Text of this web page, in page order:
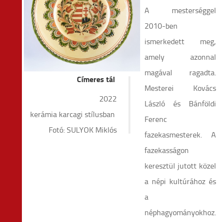
Címeres tál
2022
kerámia karcagi stílusban
Fotó: SULYOK Miklós
A mesterséggel
2010-ben
ismerkedett meg,
amely azonnal
magával ragadta.
Mesterei Kovács
László és Bánföldi
Ferenc
fazekasmesterek. A
fazekasságon
keresztül jutott közel
a népi kultúrához és
a
néphagyományokhoz.